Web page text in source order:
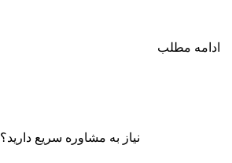
ادامه مطلب
نیاز به مشاوره سریع دارید؟ 02144845469